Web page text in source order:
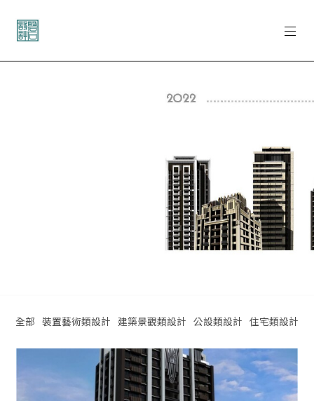
全部 裝置藝術類設計 建築景觀類設計 公設類設計 住宅類設計